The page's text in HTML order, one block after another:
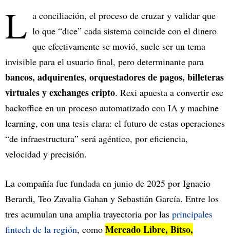
L a conciliación, el proceso de cruzar y validar que
lo que “dice” cada sistema coincide con el dinero
que efectivamente se movió, suele ser un tema
invisible para el usuario final, pero determinante para
bancos, adquirentes, orquestadores de pagos, billeteras
virtuales y exchanges cripto. Rexi apuesta a convertir ese
backoffice en un proceso automatizado con IA y machine
learning, con una tesis clara: el futuro de estas operaciones
“de infraestructura” será agéntico, por eficiencia,
velocidad y precisión.
La compañía fue fundada en junio de 2025 por Ignacio
Berardi, Teo Zavalia Gahan y Sebastián García. Entre los
tres acumulan una amplia trayectoria por las principales
fintech de la región, como Mercado Libre, Bitso,